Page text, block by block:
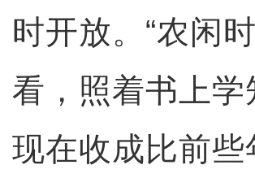
时开放。“农闲
看，照着书上
现在收成比前些